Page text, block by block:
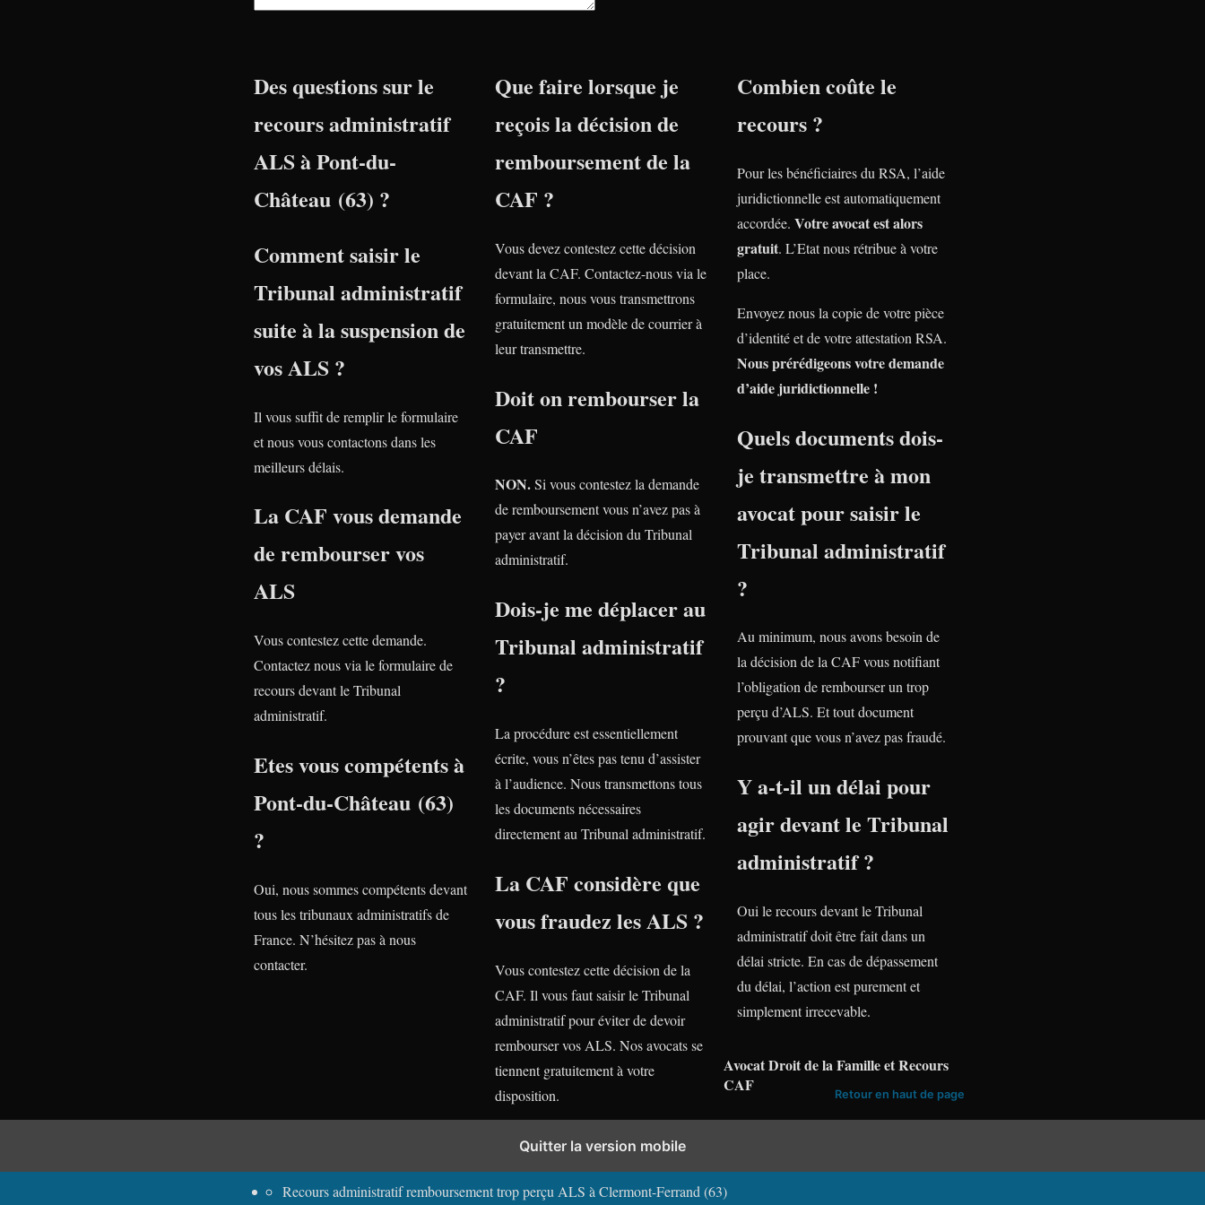
Des questions sur le
recours administratif
ALS à Pont-du-
Château (63) ?
Comment saisir le
Tribunal administratif
suite à la suspension de
vos ALS ?
Il vous suffit de remplir le formulaire
et nous vous contactons dans les
meilleurs délais.
La CAF vous demande
de rembourser vos
ALS
Vous contestez cette demande.
Contactez nous via le formulaire de
recours devant le Tribunal
administratif.
Etes vous compétents à
Pont-du-Château (63)
?
Oui, nous sommes compétents devant
tous les tribunaux administratifs de
France. N’hésitez pas à nous
contacter.
Que faire lorsque je
reçois la décision de
remboursement de la
CAF ?
Vous devez contestez cette décision
devant la CAF. Contactez-nous via le
formulaire, nous vous transmettrons
gratuitement un modèle de courrier à
leur transmettre.
Doit on rembourser la
CAF
NON.Si vous contestez la demande
de remboursement vous n’avez pas à
payer avant la décision du Tribunal
administratif.
Dois-je me déplacer au
Tribunal administratif
?
La procédure est essentiellement
écrite, vous n’êtes pas tenu d’assister
à l’audience. Nous transmettons tous
les documents nécessaires
directement au Tribunal administratif.
La CAF considère que
vous fraudez les ALS ?
Vous contestez cette décision de la
CAF. Il vous faut saisir le Tribunal
administratif pour éviter de devoir
rembourser vos ALS. Nos avocats se
tiennent gratuitement à votre
disposition.
Combien coûte le
recours ?
Pour les bénéficiaires du RSA, l’aide
juridictionnelle est automatiquement
accordée. Votre avocat est alors
gratuit. L’Etat nous rétribue à votre
place.
Envoyez nous la copie de votre pièce
d’identité et de votre attestation RSA.
Nous prérédigeons votre demande
d’aide juridictionnelle !
Quels documents dois-
je transmettre à mon
avocat pour saisir le
Tribunal administratif
?
Au minimum, nous avons besoin de
la décision de la CAF vous notifiant
l’obligation de rembourser un trop
perçu d’ALS. Et tout document
prouvant que vous n’avez pas fraudé.
Y a-t-il un délai pour
agir devant le Tribunal
administratif ?
Oui le recours devant le Tribunal
administratif doit être fait dans un
délai stricte. En cas de dépassement
du délai, l’action est purement et
simplement irrecevable.
Recours administratif remboursement trop perçu ALS dans les autres villes du Puy de Dôme (63) :
Recours administratif remboursement trop perçu ALS à Clermont-Ferrand (63)
Avocat Droit de la Famille et Recours
CAF
Retour en haut de page
Quitter la version mobile